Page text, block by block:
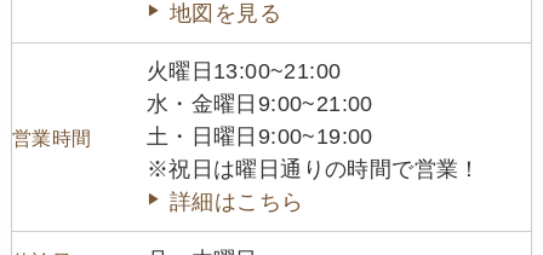
地図を見る
営業時間
火曜日13:00~21:00
水・金曜日9:00~21:00
土・日曜日9:00~19:00
※祝日は曜日通りの時間で営業！
詳細はこちら